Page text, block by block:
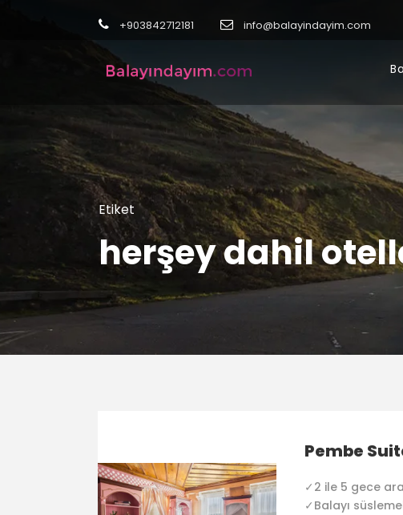
+903842712181 info@balayindayim.com
Etiket
herşey dahil
Pembe
✓2 ile 5 gece
✓Balayı